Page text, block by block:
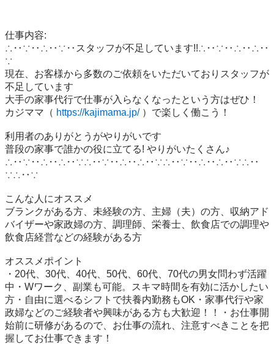
仕事内容:
∴‥∵‥∴‥∵‥スタッフが不足しています!!∴‥∵‥∴‥∴‥
∵
現在、お客様から多数のご依頼をいただいておりスタッフが
不足しています
大手の家事代行で仕事が入らなくなったという方はぜひ！
カジママ（ https://kajimama.jp/ ）で楽しく働こう！
利用者のありがとうがやりがいです
普段の家事で誰かの役に立てる! やりがいたくさん♪
∴‥∵‥∴‥∴‥∵∴‥∵‥∴‥∴‥∵∴‥∵‥∴‥∴‥∵∴‥
∵∴‥∵
こんな人にオススメ
ブランクがある方、未経験の方、主婦（夫）の方、収納アド
バイザーや家政婦の方、調理師、栄養士、飲食店での調理や
飲食店経営などの経験がある方
オススメポイント
・20代、30代、40代、50代、60代、70代の男女問わず活躍
中・Wワーク、副業も可能。スキマ時間を有効に活かしたい
方・自由に選べるシフトで扶養内勤務もOK・家事代行や家
政婦などのご経験者や興味がある方も大歓迎！！・お仕事開
始前に研修があるので、お仕事の流れ、注意すべきことを把
握してお仕事できます！